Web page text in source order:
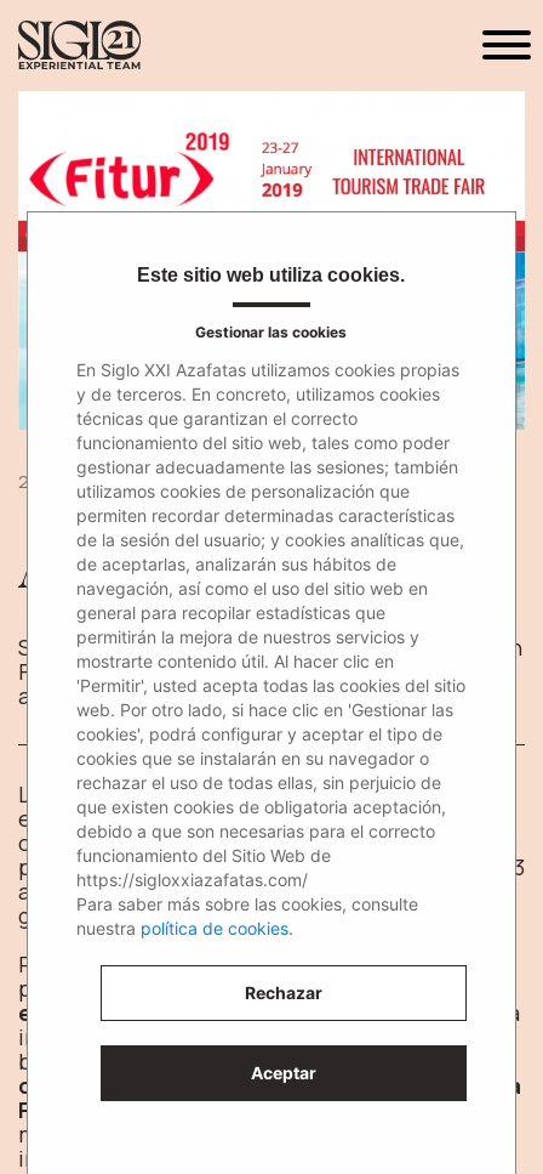
26 Nov 2018
Azafatas para Fitur
Si eres una de las empresas que van a trabajar en
Fitur 2019, necesitas de un buen equipo de
azafatas que den la mejor imagen de tu marca.
La Feria Internacional de Turismo 2019(
está a la vuelta de la esquina, y ya se van
calentando los motores para tener todo a punto
para el gran día. Este añoFITUR
se celebra del 23
al 27 de enero de 2019 y viene cargado de
grandes novedades.
Por eso, enSiglo XXI Azafatasestamos ya
preparando todo para esas fechas. Un buen
equipo de azafatas de feria en Fitur
hará que la
imagen de tu empresa se realce y se vea
beneficiada en gran cantidad de aspectos. La
contratación de una agencia de azafatas para
Fitur
es uno de los puntos clave para que tu
marca se vea reconocida y que el público tenga
interés.
Este sitio web utiliza cookies.
Gestionar las cookies
En Siglo XXI Azafatas utilizamos cookies propias
y de terceros. En concreto, utilizamos cookies
técnicas que garantizan el correcto
funcionamiento del sitio web, tales como poder
gestionar adecuadamente las sesiones; también
utilizamos cookies de personalización que
permiten recordar determinadas características
de la sesión del usuario; y cookies analíticas que,
de aceptarlas, analizarán sus hábitos de
navegación, así como el uso del sitio web en
general para recopilar estadísticas que
permitirán la mejora de nuestros servicios y
mostrarte contenido útil. Al hacer clic en
'Permitir', usted acepta todas las cookies del sitio
web. Por otro lado, si hace clic en 'Gestionar las
cookies', podrá configurar y aceptar el tipo de
cookies que se instalarán en su navegador o
rechazar el uso de todas ellas, sin perjuicio de
que existen cookies de obligatoria aceptación,
debido a que son necesarias para el correcto
funcionamiento del Sitio Web de
https://sigloxxiazafatas.com/
Para saber más sobre las cookies, consulte
nuestra política de cookies.
Rechazar
Aceptar